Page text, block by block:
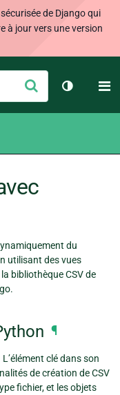
de Django qui
à jour vers une version
Envoyer
Changer
du
utilisant des vues
bibliothèque CSV de
¶
L’élément clé dans son
de création de CSV
fichier, et les objets